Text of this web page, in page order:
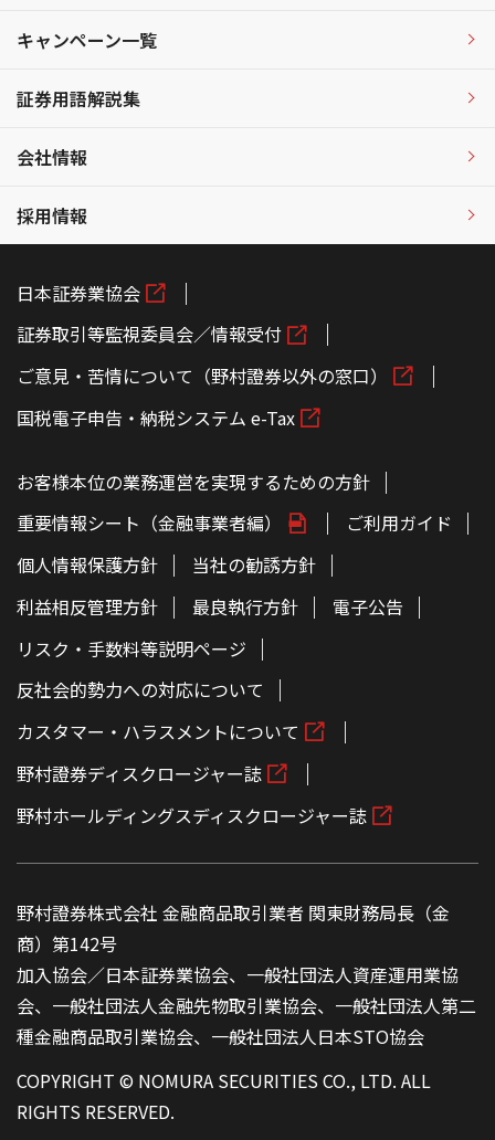
キャンペーン一覧
証券用語解説集
会社情報
採用情報
日本証券業協会
証券取引等監視委員会／情報受付
ご意見・苦情について（野村證券以外の窓口）
国税電子申告・納税システム e-Tax
お客様本位の業務運営を実現するための方針
重要情報シート（金融事業者編）
ご利用ガイド
個人情報保護方針
当社の勧誘方針
利益相反管理方針
最良執行方針
電子公告
リスク・手数料等説明ページ
反社会的勢力への対応について
カスタマー・ハラスメントについて
野村證券ディスクロージャー誌
野村ホールディングスディスクロージャー誌
野村證券株式会社 金融商品取引業者 関東財務局長（金
商）第142号
加入協会／日本証券業協会、一般社団法人資産運用業協
会、一般社団法人金融先物取引業協会、一般社団法人第二
種金融商品取引業協会、一般社団法人日本STO協会
COPYRIGHT © NOMURA SECURITIES CO., LTD. ALL
RIGHTS RESERVED.